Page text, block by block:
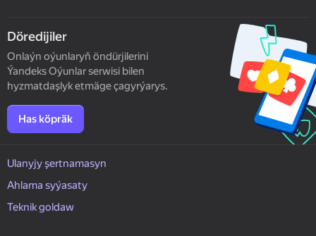
Döredijiler
Onlaýn oýunlaryň öndürjilerini
Ýandeks Oýunlar serwisi bilen
hyzmatdaşlyk etmäge çagyrýarys.
Has köpräk
Ulanyjy şertnamasyn
Ahlama syýasaty
Teknik goldaw